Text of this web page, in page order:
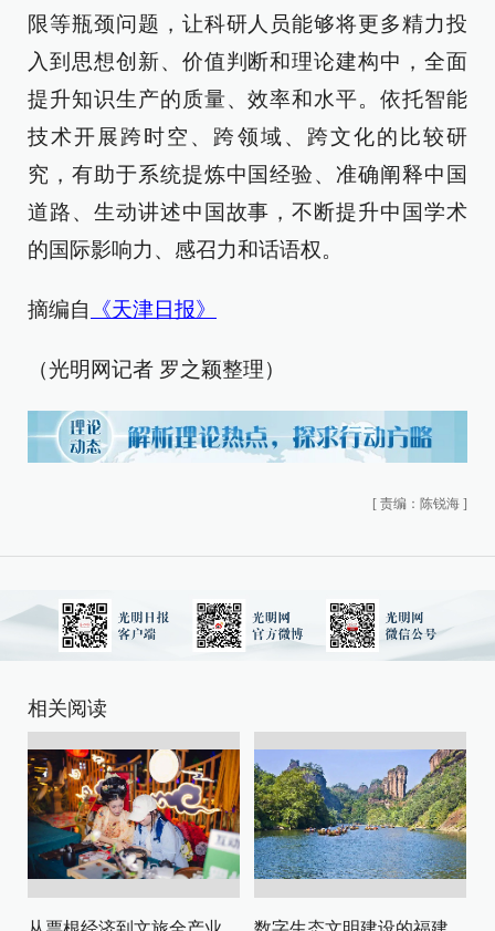
限等瓶颈问题，让科研人员能够将更多精力投
入到思想创新、价值判断和理论建构中，全面
提升知识生产的质量、效率和水平。依托智能
技术开展跨时空、跨领域、跨文化的比较研
究，有助于系统提炼中国经验、准确阐释中国
道路、生动讲述中国故事，不断提升中国学术
的国际影响力、感召力和话语权。
摘编自 《天津日报》
（光明网记者 罗之颖整理）
[ 责编：陈锐海 ]
相关阅读